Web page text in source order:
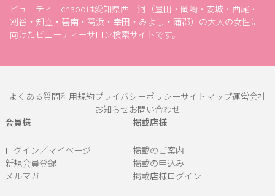
ビューティーchaooは愛知県西三河（豊田・岡崎・安城・西尾・
刈谷・知立・碧南・高浜・幸田・みよし・蒲郡）の大人の女性に
向けたビューティーサロン検索サイトです。
よくある質問利用規約プライバシーポリシーサイトマップ運営会社
お知らせお問い合わせ
会員様
ログイン／マイページ
新規会員登録
メルマガ
掲載店様
掲載のご案内
掲載の申込み
掲載店様ログイン